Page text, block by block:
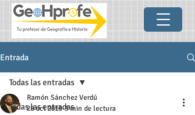
Entrada
Todas las entradas
Todas las entradas
Ramón Sánchez Verdú
28 oct 2019 3 min de lectura